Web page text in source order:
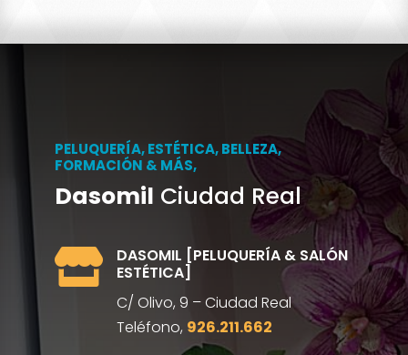
PELUQUERÍA, ESTÉTICA, BELLEZA,
FORMACIÓN & MÁS,
Dasomil Ciudad Real

DASOMIL [PELUQUERÍA & SALÓN
ESTÉTICA]
C/ Olivo, 9 – Ciudad Real
Teléfono, 926.211.662